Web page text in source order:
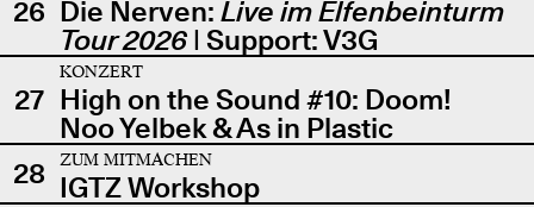
26 Die Nerven: Live im Elfenbeinturm
Tour 2026| Support: V3G
27
KONZERT
High on the Sound #10: Doom!
Noo Yelbek & As in Plastic
28
ZUM MITMACHEN
IGTZ Workshop